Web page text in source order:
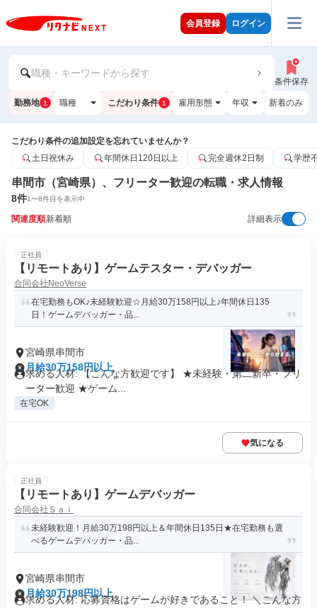
会員登録 ログイン
職種・キーワードから探す
条件保存
勤務地 1 職種 こだわり条件 1 雇用形態 年収 新着のみ
こだわり条件の追加設定を忘れていませんか？
土日祝休み
年間休日120日以上 完全週休2日制 学歴
串間市（宮崎県）、フリーター歓迎の転職・求人情報
8件1〜8件目を表示中
関連度順新着順 詳細表示
正社員
【リモートあり】ゲームテスター・デバッガー
合同会社NeoVerse
在宅勤務もOK♪未経験歓迎☆月給30万158円以上♪年間休日135
日！ゲームデバッガー・品...
宮崎県串間市
月給30万158円以上
求める人材: 【こんな方歓迎です】 ★未経験・第二新卒・フリ
ーター歓迎 ★ゲーム...
在宅OK
気になる
正社員
【リモートあり】ゲームデバッガー
合同会社Ｓａｉ
未経験歓迎！月給30万198円以上＆年間休日135日★在宅勤務も選
べるゲームデバッガー・品...
宮崎県串間市
月給30万198円以上
求める人材: 応募資格はゲームが好きであること！ ＼こんな方